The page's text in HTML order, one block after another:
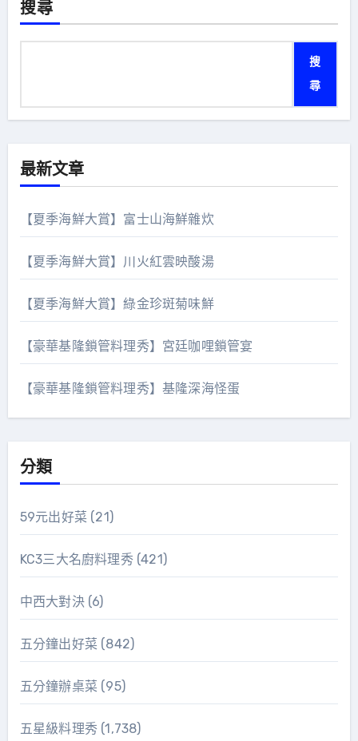
搜尋
搜
尋
最新文章
【夏季海鮮大賞】富士山海鮮雜炊
【夏季海鮮大賞】川火紅雲映酸湯
【夏季海鮮大賞】綠金珍斑菊味鮮
【豪華基隆鎖管料理秀】宮廷咖哩鎖管宴
【豪華基隆鎖管料理秀】基隆深海怪蛋
分類
59元出好菜 (21)
KC3三大名廚料理秀(421)
中西大對決(6)
五分鐘出好菜 (842)
五分鐘辦桌菜 (95)
五星級料理秀(1,738)